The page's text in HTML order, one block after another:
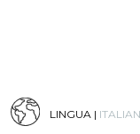
LINGUA |